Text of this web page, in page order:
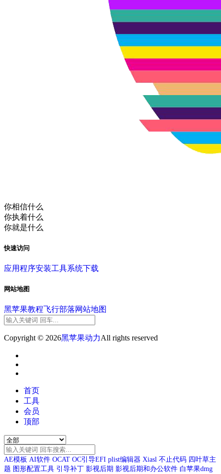
你相信什么
你执着什么
你就是什么
快速访问
应用程序安装工具系统下载
网站地图
黑苹果教程飞行部落网站地图
Copyright © 2026黑苹果动力All rights reserved
首页
工具
会员
顶部
AE模板 AI软件 OCAT OC引导EFI plist编辑器 Xiasl 不止代码 四叶草主
题 图形配置工具 引导补丁 影视后期 影视后期和办公软件 白苹果dmg